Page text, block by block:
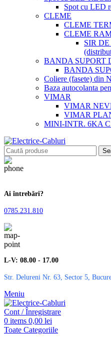
Spot cu LED
CLEME
CLEME
CLEME
SIR
BANDA SUPORT
BANDA
Coliere (fasete) din
Baza autocolanta
VIMAR
VIMAR
VIMAR
MINI-INTR. 6KA
Ai întrebări?
0785.231.810
L-V: 08.00 - 17.00
Str. Delureni Nr. 63, Sector 5,
Meniu
Cont / Înregistrare
0 items 0,00 lei
Toate Categoriile